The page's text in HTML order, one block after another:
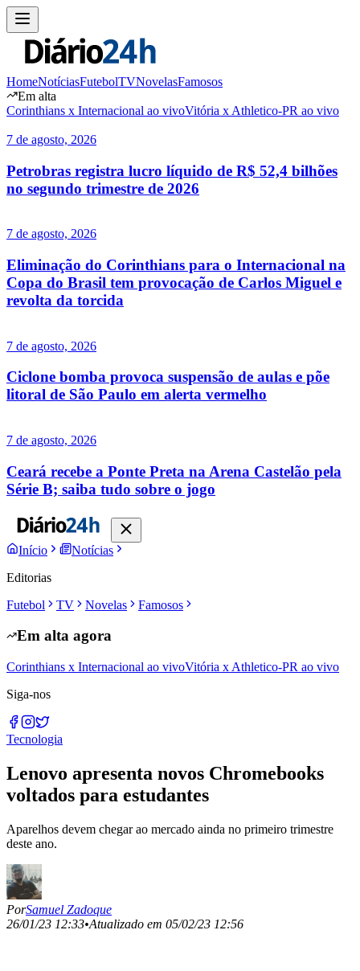
HomeNotíciasFutebolTVNovelasFamosos
Em alta
Corinthians x Internacional ao vivoVitória x Athletico-PR ao vivo
7 de agosto, 2026
Petrobras registra lucro líquido de R$ 52,4 bilhões
no segundo trimestre de 2026
7 de agosto, 2026
Eliminação do Corinthians para o Internacional na
Copa do Brasil tem provocação de Carlos Miguel e
revolta da torcida
7 de agosto, 2026
Ciclone bomba provoca suspensão de aulas e põe
litoral de São Paulo em alerta vermelho
7 de agosto, 2026
Ceará recebe a Ponte Preta na Arena Castelão pela
Série B; saiba tudo sobre o jogo
Início
Notícias
Editorias
Futebol
TV Novelas Famosos
Em alta agora
Corinthians x Internacional ao vivoVitória x Athletico-PR ao vivo
Siga-nos
Tecnologia
Lenovo apresenta novos Chromebooks
voltados para estudantes
Aparelhos devem chegar ao mercado ainda no primeiro trimestre
deste ano.
PorSamuel Zadoque
26/01/23 12:33•Atualizado em 05/02/23 12:56